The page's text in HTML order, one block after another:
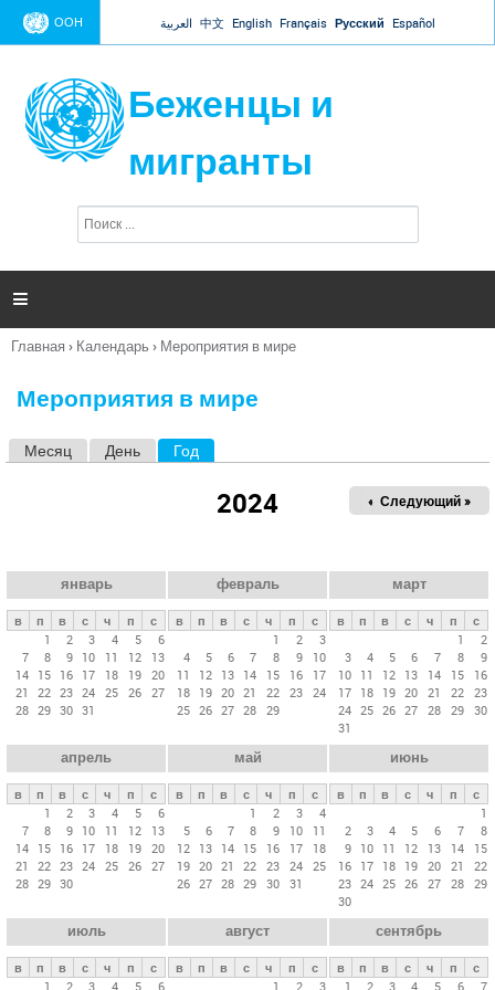
Jump to navigation
ООН العربية 中文 English Français Русский Español
Беженцы и
мигранты
п
и

Вы
Главная › Календарь › Мероприятия в мире
Мероприятия в мире
е
в
л
а
д
к
и
Месяц День Год
2024 « Пред.
Следующий »
январь
в п в с ч п
с
1
2 3 4 5
6
7
8 9 10 11 12
13
14 15 16 17 18 19 20
21
22 23 24 25 26 27
28 29 30 31
февраль
в п в с ч п
с
1
2
3
4
5 6 7 8 9
10
11
12 13 14 15 16
17
18 19 20 21 22 23 24
25 26 27 28 29
март
в п в с ч п
с
1
2
3
4 5 6 7 8
9
10 11 12 13 14 15
16
17 18 19 20 21 22 23
24 25 26 27 28 29 30
31
апрель
в п в с ч п
с
1
2 3 4 5
6
7
8 9 10 11 12
13
14 15 16 17 18 19 20
21
22 23 24 25 26 27
28 29 30
май
в п в с ч п
с
1
2 3
4
5
6 7 8 9 10
11
12 13 14 15 16 17
18
19 20 21 22 23 24 25
26 27 28 29 30 31
июнь
в п в с ч п
с
1
2
3 4 5 6 7
8
9 10 11 12 13 14
15
16 17 18 19 20 21
22
23 24 25 26 27 28 29
30
июль
в п в с ч п
с
1
2 3 4 5 6
август
в п в с ч п
с
1
2 3
сентябрь
в п в с ч п
с
1
2 3 4 5 6 7